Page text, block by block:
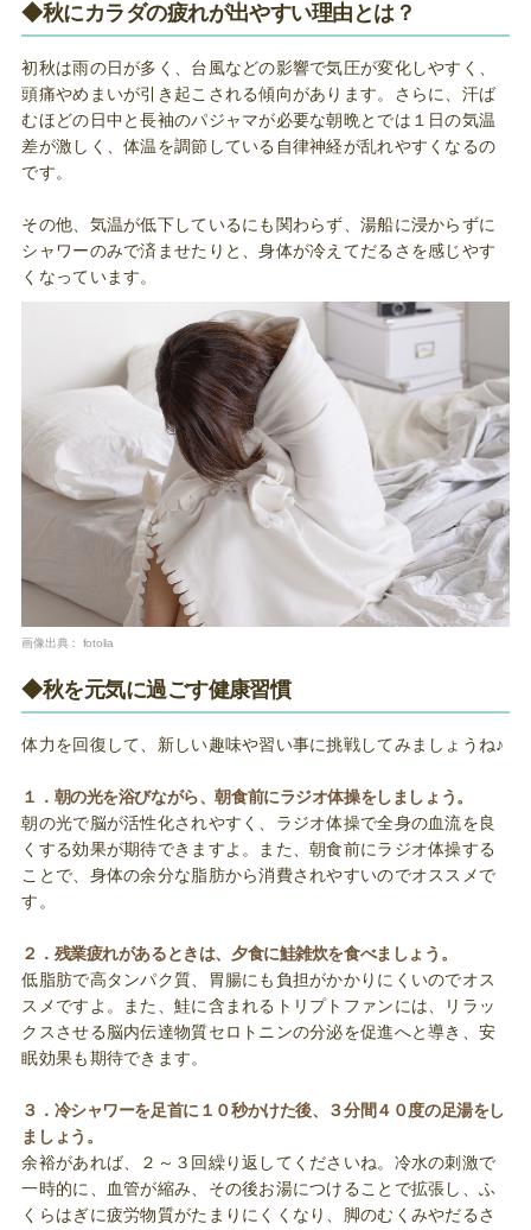
◆秋にカラダの疲れが出やすい理由とは？
初秋は雨の日が多く、台風などの影響で気圧が変化しやすく、
頭痛やめまいが引き起こされる傾向があります。さらに、汗ば
むほどの日中と長袖のパジャマが必要な朝晩とでは１日の気温
差が激しく、体温を調節している自律神経が乱れやすくなるの
です。
その他、気温が低下しているにも関わらず、湯船に浸からずに
シャワーのみで済ませたりと、身体が冷えてだるさを感じやす
くなっています。
画像出典： fotolia
◆秋を元気に過ごす健康習慣
体力を回復して、新しい趣味や習い事に挑戦してみましょうね♪
１．朝の光を浴びながら、朝食前にラジオ体操をしましょう。
朝の光で脳が活性化されやすく、ラジオ体操で全身の血流を良
くする効果が期待できますよ。また、朝食前にラジオ体操する
ことで、身体の余分な脂肪から消費されやすいのでオススメで
す。
２．残業疲れがあるときは、夕食に鮭雑炊を食べましょう。
低脂肪で高タンパク質、胃腸にも負担がかかりにくいのでオス
スメですよ。また、鮭に含まれるトリプトファンには、リラッ
クスさせる脳内伝達物質セロトニンの分泌を促進へと導き、安
眠効果も期待できます。
３．冷シャワーを足首に１０秒かけた後、３分間４０度の足湯をし
ましょう。
余裕があれば、２～３回繰り返してくださいね。冷水の刺激で
一時的に、血管が縮み、その後お湯につけることで拡張し、ふ
くらはぎに疲労物質がたまりにくくなり、脚のむくみやだるさ